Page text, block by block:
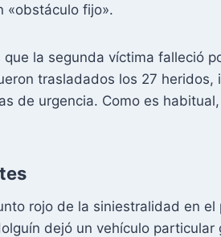
«obstáculo fijo».
la segunda víctima falleció
trasladados los 27 heridos,
de urgencia. Como es
rojo de la siniestralidad en
dejó un vehículo particular